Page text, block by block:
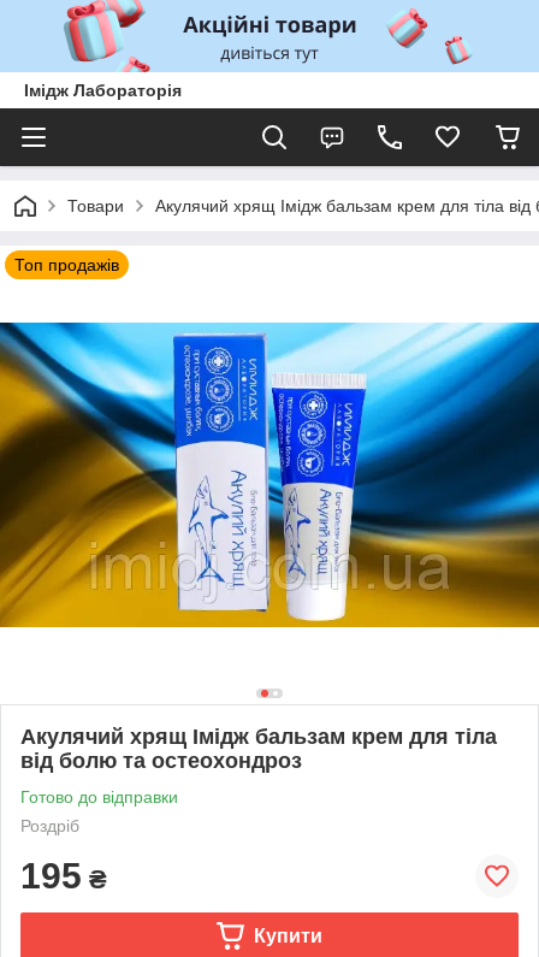
Імідж Лабораторія
Товари Акулячий хрящ Імідж бальзам крем для тіла
Топ продажів
Акулячий хрящ Імідж бальзам крем для тіла
від болю та остеохондроз
Готово до відправки
Роздріб
195 ₴
Купити